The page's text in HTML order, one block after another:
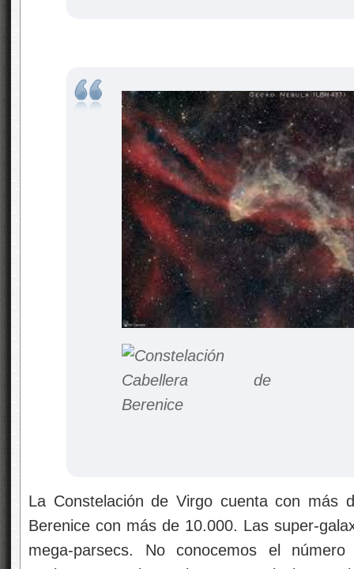
La Constelación de Virgo cuenta con más
Berenice con más de 10.000. Las super-
mega-parsecs. No conocemos el